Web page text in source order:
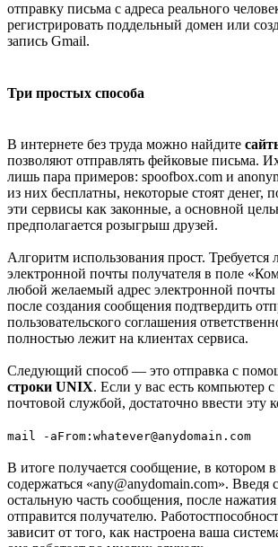
отправку письма с адреса реального
регистрировать поддельный домен или
запись Gmail.
Три простых способа
В интернете без труда можно найдите
позволяют отправлять фейковые письма.
лишь пара примеров: spoofbox.com и
из них бесплатны, некоторые стоят денег,
эти сервисы как законные, а основной
предполагается розыгрыш друзей.
Алгоритм использования прост. Требуется
электронной почты получателя в поле
любой желаемый адрес электронной
после создания сообщения подтвердить
пользовательского соглашения
полностью лежит на клиентах сервиса.
Следующий способ — это отправка с
строки UNIX. Если у вас есть компьютер
почтовой службой, достаточно ввести эту
mail -aFrom:whatever@anydomain.com
В итоге получается сообщение, в котором
содержаться «any@anydomain.com». Введя
остальную часть сообщения, после
отправится получателю.
зависит от того, как настроена ваша